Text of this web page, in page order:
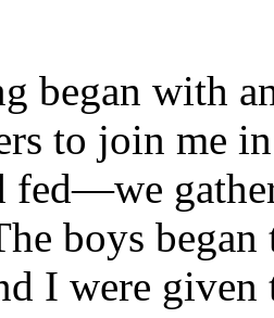
began with
to join me
fed—we
boys
I were given